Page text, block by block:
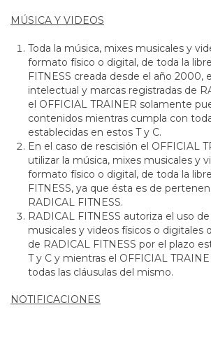
MÚSICA Y VIDEOS
Toda la música, mixes musicales y
formato físico o digital, de toda la
FITNESS creada desde el año 2000,
intelectual y marcas registradas de
el OFFICIAL TRAINER solamente
contenidos mientras cumpla con
establecidas en estos T y C.
En el caso de rescisión el OFFICIAL
utilizar la música, mixes musicales y
formato físico o digital, de toda la
FITNESS, ya que ésta es de
RADICAL FITNESS.
RADICAL FITNESS autoriza el uso
musicales y videos físicos o digitales
de RADICAL FITNESS por el plazo
T y C y mientras el OFFICIAL
todas las cláusulas del mismo.
NOTIFICACIONES